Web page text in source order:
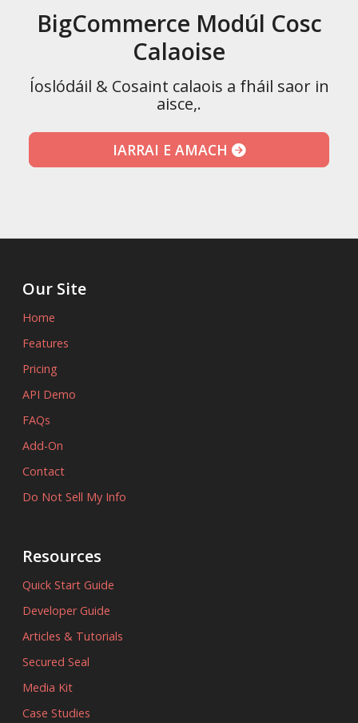
BigCommerce Modúl Cosc
Calaoise
Íoslódáil & Cosaint calaois a fháil saor in
aisce,.
IARRAI E AMACH
Our Site
Home
Features
Pricing
API Demo
FAQs
Add-On
Contact
Do Not Sell My Info
Resources
Quick Start Guide
Developer Guide
Articles & Tutorials
Secured Seal
Media Kit
Case Studies